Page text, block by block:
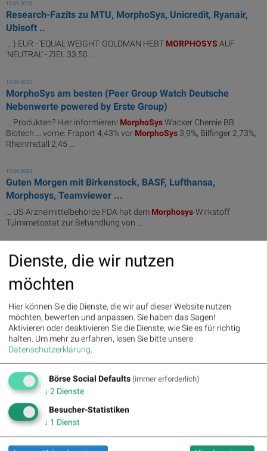
15.09.2023
Research-Fazits zu MTU, MorphoSys, Unicredit, Ryanair,
Ubisoft ..
... ) EUR - 'EQUAL WEIGHT' GOLDMAN HEBT MORPHOSYS AUF
'NEUTRAL' - ZIEL 33,50 ...
13.09.2023
MorphoSys am besten (Peer Group Watch Deutsche
Nebenwerte powered by Erste Group)
... Produkten? Hier informieren! MorphoSysWacker Chemie BB
Biotech ... vorne: Fraport 4,43% vor MorphoSys 3,9%, Bilfinger 2,73%,
Rheinmetall 2,45 ...
13.09.2023
Guten Morgen mit Birkenstock, BASF, Lufthansa,
Morphosys, Teamviewer ...
... US-Arzneimittelbehörde FDA hat dem Morphosys-Wirkstoff
Tulmimetostat zur Behandlung von ...
BayWa, MorphoSys, BB Biotech am besten (Peer Group
Watch Deutsche Nebenwerte powered by...
... Produkten? Hier informieren!
... Bechtle 8,33% , Bilfinger 7,65% , MorphoSys
7,4% , Fuchs Petrolub
7,24% , Fraport ...
11.09.2023
MorphoSys, Rheinmetall, Salzgitter am besten (Peer Group
Watch Deutsche Nebenwerte powe...
... Produkten? Hier informieren!MorphoSysRheinmetall Salzgitter
Aurubis ... ,43% , Fuchs Petrolub 7,24% ,
4,66% , Fraport 4, ...
Wacker Chemie, MorphoSys am besten (Peer Group Watch
Dienste, die wir nutzen
möchten
Hier können Sie die Dienste, die wir auf dieser Website nutzen
möchten, bewerten und anpassen. Sie haben das Sagen!
Aktivieren oder deaktivieren Sie die Dienste, wie Sie es für richtig
halten. Um mehr zu erfahren, lesen Sie bitte unsere
Datenschutzerklärung.
Börse Social Defaults (immer erforderlich)
↓ 2 Dienste
Besucher-Statistiken
↓ 1 Dienst